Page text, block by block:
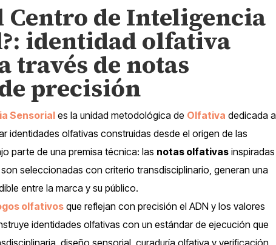
Centro de Inteligencia
: identidad olfativa
través de notas
precisión
Sensoriales la unidad metodológica de Olfativa dedicada a
identidades olfativas construidas desde el origen de las
parte de una premisa técnica: las notas olfativasinspiradas
seleccionadas con criterio transdisciplinario, generan una
entre la marca y su público.
olfativosque reflejan con precisión el ADN y los valores
identidades olfativas con un estándar de ejecución que
diseño sensorial, curaduría olfativa y verificación